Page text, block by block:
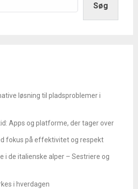
Søg
løsning til pladsproblemer i
Apps og platforme, der tager over
fokus på effektivitet og respekt
i de italienske alper – Sestriere og
i hverdagen